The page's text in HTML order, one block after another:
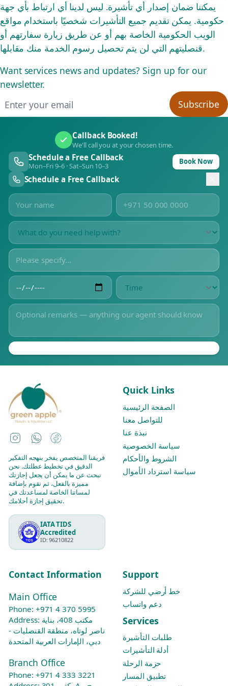
يمكننا ضمان إصدار أي تأشيرة. ليس لدينا أي ارتباط بأي جهة
حكومية. يمكن تقديم جميع التأشيرات شخصيًا باستخدام مواقع
الويب الحكومية الخاصة بهم أو عن طريق زيارة سفارتهم أو
قنصليتهم التي لن يتم تحصيل رسوم الخدمة منك مقابلها.
Want services news and updates? Sign up for our
newsletter.
Subscribe
Callback Booked!
We'll call you at your chosen time.
Schedule a Free Callback
Mon–Fri 9–6 · Sat–Sun 10–3 Book Now
Schedule a Free Callback
Instagram
WhatsAppFacebook
فريقنا المتخصص يفخر بنهجه التفكير
الدقيق في تخطيط عطلتك. نحن
نبحث عن ما يمكن أن يجعل إجازتك
مميزة بالفعل، ثم نقوم بإضافة
لمساتنا الخاصة لمساعدتك في
تحقيق إجازة أحلامك.
IATA TIDS
Accredited
ID: 96210822
Quick Links
الصفحة الرئيسية
للتواصل معنا
نبذة عنا
سياسة الخصوصية
الشروط والأحكام
سياسة استرداد الأموال
Contact Information
Main Office
Phone: +971 4 370 5995
Address: مكتب 408، بناية
ناصر لوتاه، منطقة القنصليات -
دبي، الإمارات العربية المتحدة
Branch Office
Phone: +971 4 333 3221
Support
خط أرضي للشركة
دعم واتساب
Services
طلبات التأشيرة
أدلة التأشيرات
حزمة الرحلة
تطبيق المسار